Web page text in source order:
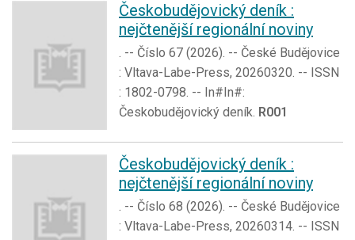
Českobudějovický deník :
nejčtenější regionální noviny
. -- Číslo 67 (2026). -- České Budějovice
: Vltava-Labe-Press, 20260320. -- ISSN
: 1802-0798. -- In#In#:
Českobudějovický deník. R001
Českobudějovický deník :
nejčtenější regionální noviny
. -- Číslo 68 (2026). -- České Budějovice
: Vltava-Labe-Press, 20260314. -- ISSN